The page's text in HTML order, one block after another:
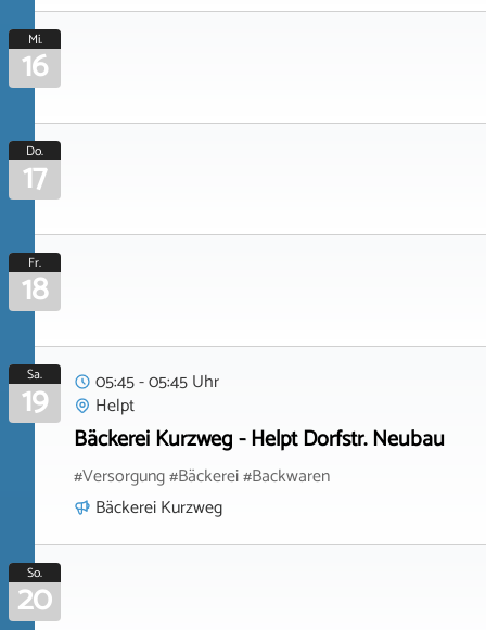
Mi.
16
Do.
17
Fr.
18
Sa.
19
05:45 - 05:45 Uhr
Helpt
Bäckerei Kurzweg - Helpt Dorfstr. Neubau
#Versorgung #Bäckerei #Backwaren
Bäckerei Kurzweg
So.
20